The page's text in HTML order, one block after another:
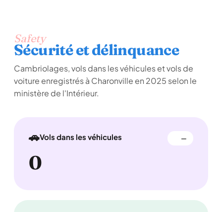
Safety
Sécurité et délinquance
Cambriolages, vols dans les véhicules et vols de
voiture enregistrés à Charonville en 2025 selon le
ministère de l'Intérieur.
🚗Vols dans les véhicules —
0